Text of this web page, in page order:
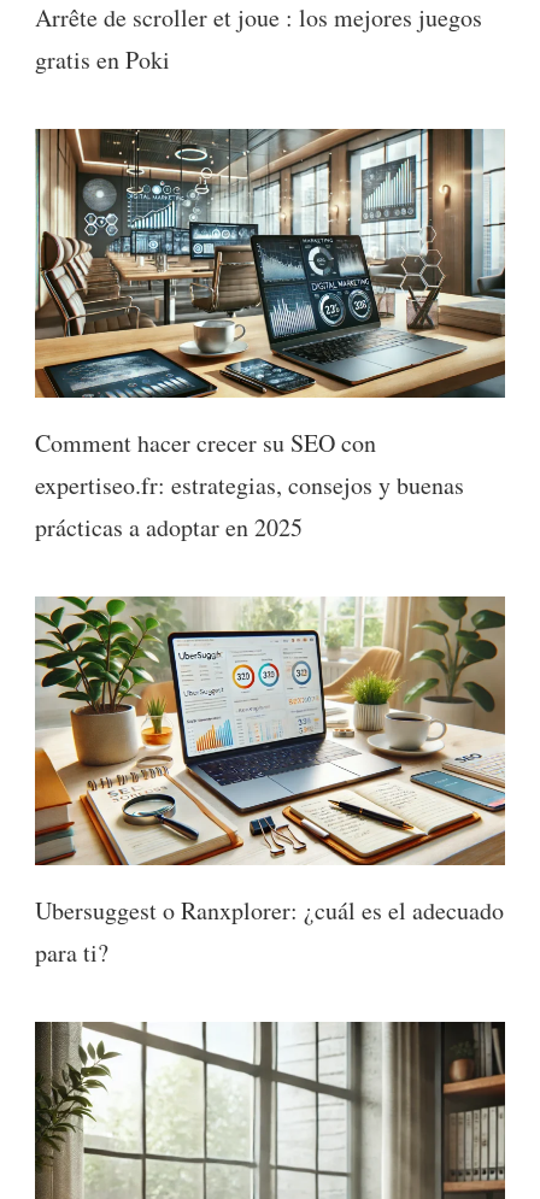
Arrête de scroller et joue : los mejores juegos
gratis en Poki
Comment hacer crecer su SEO con
expertiseo.fr: estrategias, consejos y buenas
prácticas a adoptar en 2025
Ubersuggest o Ranxplorer: ¿cuál es el adecuado
para ti?